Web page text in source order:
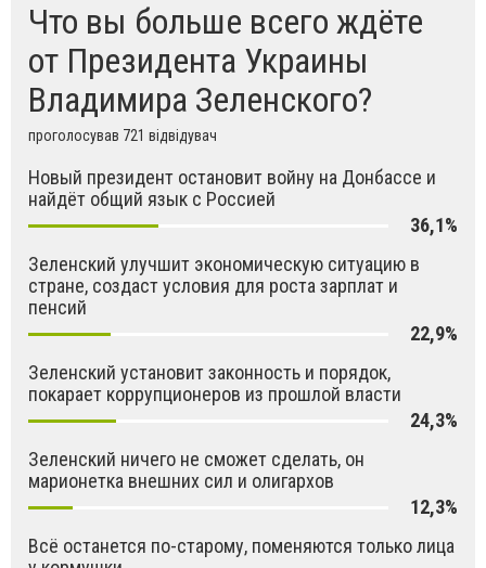
Что вы больше всего ждёте
от Президента Украины
Владимира Зеленского?
проголосував 721 відвідувач
Новый президент остановит войну на Донбассе и
найдёт общий язык с Россией
36,1%
Зеленский улучшит экономическую ситуацию в
стране, создаст условия для роста зарплат и
пенсий
22,9%
Зеленский установит законность и порядок,
покарает коррупционеров из прошлой власти
24,3%
Зеленский ничего не сможет сделать, он
марионетка внешних сил и олигархов
12,3%
Всё останется по-старому, поменяются только лица